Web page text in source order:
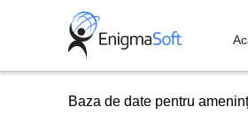
Baza de date pentru